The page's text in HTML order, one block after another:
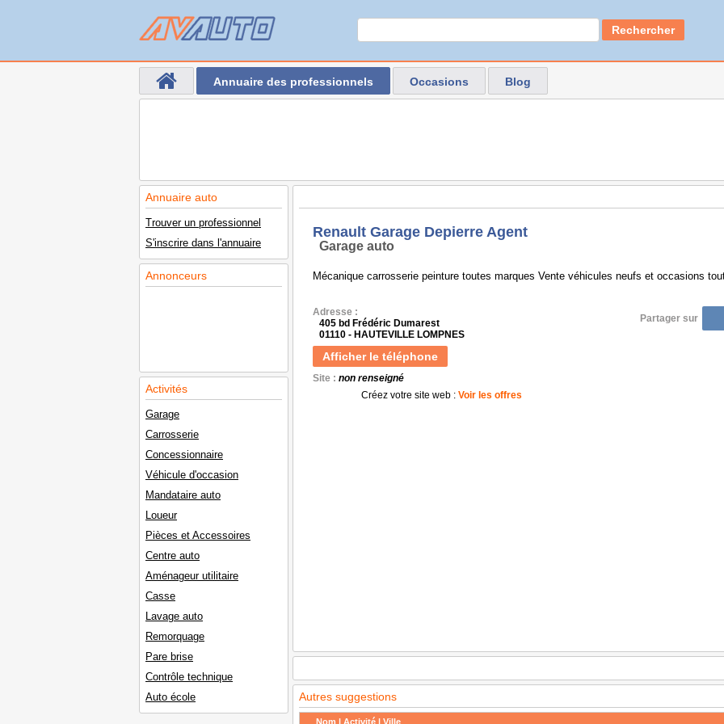
Rechercher
Annuaire des professionnels Occasions Blog
Annuaire auto
Trouver un professionnel
S'inscrire dans l'annuaire
Annonceurs
Activités
Garage
Carrosserie
Concessionnaire
Véhicule d'occasion
Mandataire auto
Loueur
Pièces et Accessoires
Centre auto
Aménageur utilitaire
Casse
Lavage auto
Remorquage
Pare brise
Contrôle technique
Auto école
Renault Garage Depierre Agent
Garage auto
Mécanique carrosserie peinture toutes marques Vente véhicules neufs et occasions
Adresse :
405 bd Frédéric Dumarest
01110 - HAUTEVILLE LOMPNES
Afficher le téléphone
Site : non renseigné
Créez votre site web : Voir les offres
Partager sur
Autres suggestions
Nom | Activité | Ville